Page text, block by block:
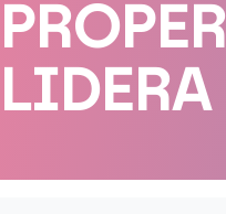
LIDERA